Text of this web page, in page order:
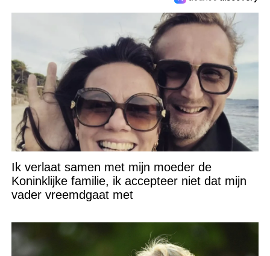
Ik verlaat samen met mijn moeder de
Koninklijke familie, ik accepteer niet dat mijn
vader vreemdgaat met